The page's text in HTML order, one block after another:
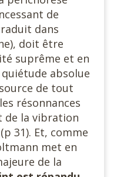
de
dans
doit être
suprême et en
absolue
de tout
résonnances
de la vibration
31). Et, comme
met en
de la